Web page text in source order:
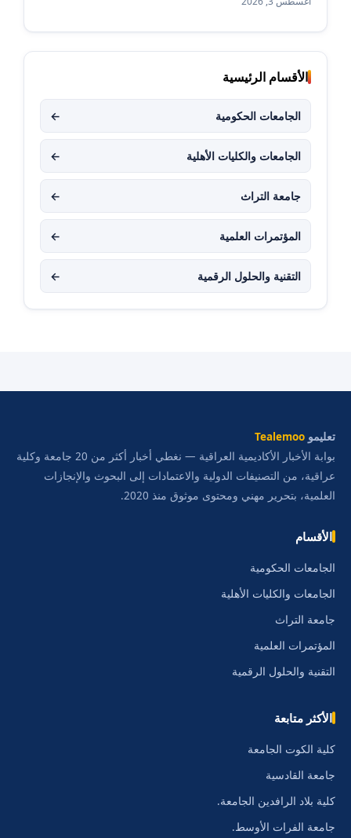
الأقسام الرئيسية
الجامعات الحكومية ←
الجامعات والكليات الأهلية ←
جامعة التراث ←
المؤتمرات العلمية ←
التقنية والحلول الرقمية ←
تعليمو Tealemoo
بوابة الأخبار الأكاديمية العراقية — نغطي أخبار أكثر من 20 جامعة وكلية
عراقية، من التصنيفات الدولية والاعتمادات إلى البحوث والإنجازات
العلمية، بتحرير مهني ومحتوى موثوق منذ 2020.
الأقسام
الجامعات الحكومية
الجامعات والكليات الأهلية
جامعة التراث
المؤتمرات العلمية
التقنية والحلول الرقمية
الأكثر متابعة
كلية الكوت الجامعة
جامعة القادسية
كلية بلاد الرافدين الجامعة.
جامعة الفرات الأوسط.